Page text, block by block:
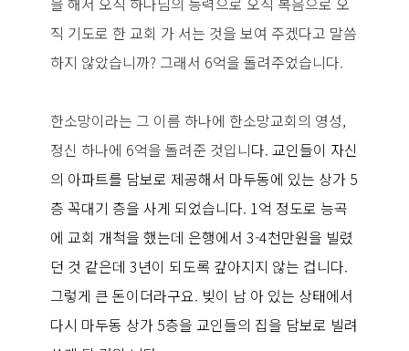
직 기도로 한 교회 가 서는 것을 보여 주겠다고 말씀
하지 않았습니까? 그래서 6억을 돌려주었습니다.
한소망이라는 그 이름 하나에 한소망교회의 영성,
정신 하나에 6억을 돌려준 것입니다. 교인들이 자신
의 아파트를 담보로 제공해서 마두동에 있는 상가 5
층 꼭대기 층을 사게 되었습니다. 1억 정도로 능곡
에 교회 개척을 했는데 은행에서 3-4천만원을 빌렸
던 것 같은데 3년이 되도록 갚아지지 않는 겁니다.
그렇게 큰 돈이더라구요. 빚이 남 아 있는 상태에서
다시 마두동 상가 5층을 교인들의 집을 담보로 빌려